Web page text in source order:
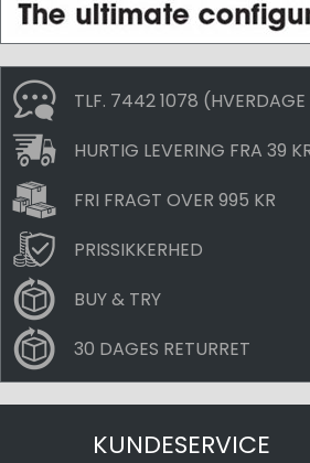
TLF. 7442 1078
HURTIG LEVERING FRA 39
FRI FRAGT OVER 995 KR
PRISSIKKERHED
BUY & TRY
30 DAGES RETURRET
KUNDESERVICE